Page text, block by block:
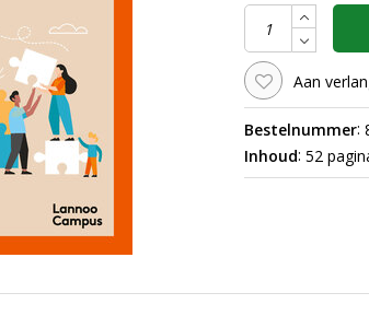
Aan
Bestelnummer:
Inhoud: 52